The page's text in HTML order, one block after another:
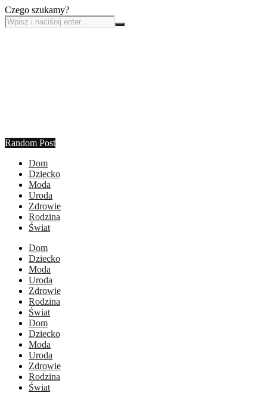
Czego szukamy?
Random Post
Dom
Dziecko
Moda
Uroda
Zdrowie
Rodzina
Świat
Dom
Dziecko
Moda
Uroda
Zdrowie
Rodzina
Świat
Dom
Dziecko
Moda
Uroda
Zdrowie
Rodzina
Świat